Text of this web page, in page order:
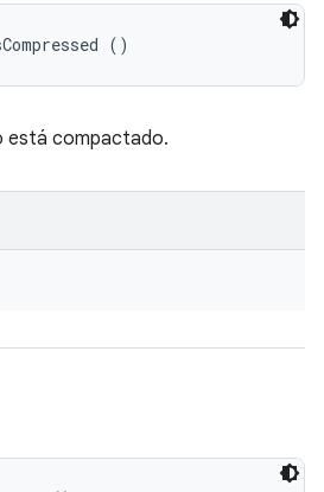
()
está compactado.